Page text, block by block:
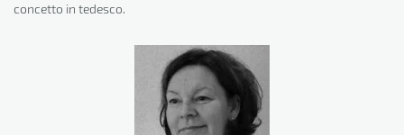
concetto in tedesco.